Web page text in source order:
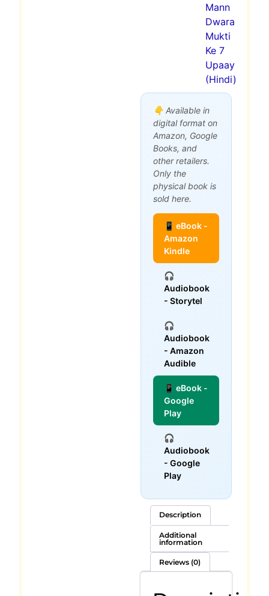
Mann
Dwara
Mukti
Ke 7
Upaay
(Hindi)
👇 Available in
digital format on
Amazon, Google
Books, and
other retailers.
Only the
physical book is
sold here.
📱 eBook -
Amazon
Kindle
🎧
Audiobook
- Storytel
🎧
Audiobook
- Amazon
Audible
📱 eBook -
Google
Play
🎧
Audiobook
- Google
Play
Description
Additional
information
Reviews (0)